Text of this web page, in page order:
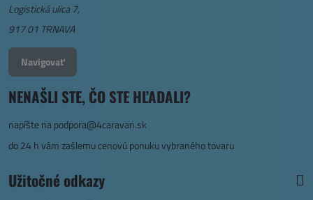
Logistická ulica 7,
917 01 TRNAVA
Navigovať
NENAŠLI STE, ČO STE HĽADALI?
napíšte napodpora@4caravan.sk
do 24 h vám zašlemu cenovú ponuku vybraného tovaru
Užitočné odkazy